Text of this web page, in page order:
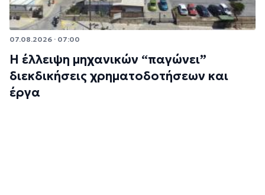
07.08.2026 · 07:00
Η έλλειψη μηχανικών “παγώνει”
διεκδικήσεις χρηματοδοτήσεων και
έργα